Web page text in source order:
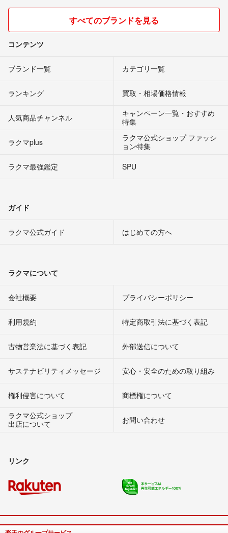
すべてのブランドを見る
コンテンツ
ブランド一覧 カテゴリ一覧
ランキング 買取・相場価格情報
人気商品チャンネル
キャンペーン一覧・おすすめ
特集
ラクマplus
ラクマ公式ショップ ファッシ
ョン特集
ラクマ最強鑑定
SPU
ガイド
ラクマ公式ガイド はじめての方へ
ラクマについて
会社概要 プライバシーポリシー
利用規約 特定商取引法に基づく表記
古物営業法に基づく表記 外部送信について
サステナビリティメッセージ 安心・安全のための取り組み
権利侵害について
商標権について
ラクマ公式ショップ
出店について
お問い合わせ
リンク